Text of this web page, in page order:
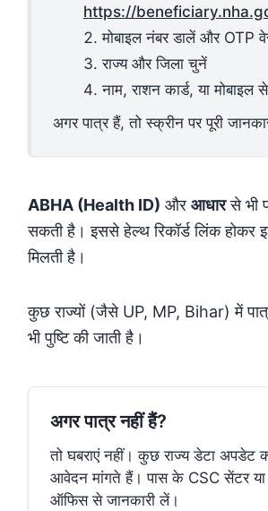
https://
मोबाइल नंबर डालें और OTP
राज्य और जिला चुनें
नाम, राशन कार्ड, या मोबाइल
अगर पात्र हैं, तो स्क्रीन पर पूरी
ABHA (Health ID) और आधारसे भी
सकती है। इससे हेल्थ रिकॉर्ड लिंक होकर
मिलती है।
कुछ राज्यों (जैसे UP, MP, Bihar) में
भी पुष्टि की जाती है।
अगर पात्र नहीं हैं?
तो घबराएं नहीं। कुछ राज्य डेटा अपडेट
आवेदन मांगते हैं। पास के CSC सेंटर या
ऑफिस से जानकारी लें।